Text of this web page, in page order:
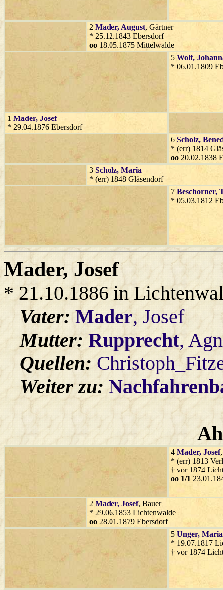
2 Mader, August, Gärtner
* 25.12.1843 Ebersdorf
oo 18.05.1875 Mittelwalde
5 Wolf,
* 06.01.1809
1 Mader, Josef
* 29.04.1876 Ebersdorf
6 Scholz,
* (err) 1814
oo 20.02.1838
3 Scholz, Maria
* (err) 1848 Gläsendorf
7 Beschorner,
* 05.03.1812
Mader, Josef
* 21.10.1886 in
Vater:Mader, Josef
Mutter: Rupprecht,
Quellen:
Weiter zu:
4 Mader, Josef
* (err) 1813
† vor 1874
oo 1/1
2 Mader, Josef, Bauer
* 29.06.1853 Lichtenwalde
oo 28.01.1879 Ebersdorf
5 Unger,
* 19.07.1817
† vor 1874